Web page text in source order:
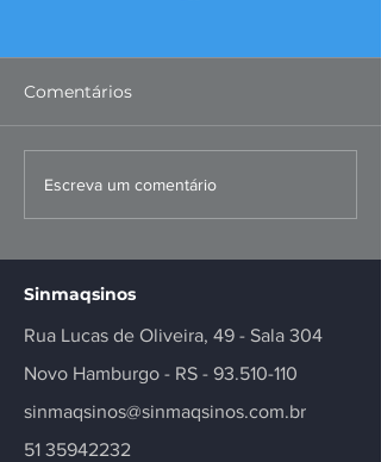
FIERGS: corte da Selic é
positivo, mas
Comentários
Escreva um comentário
Sinmaqsinos
Rua Lucas de Oliveira, 49 - Sala 304
Novo Hamburgo - RS - 93.510-110
sinmaqsinos@sinmaqsinos.com.br
51 35942232